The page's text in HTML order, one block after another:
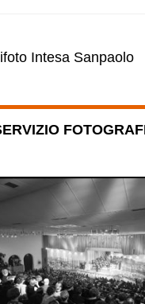
Intesa Sanpaolo